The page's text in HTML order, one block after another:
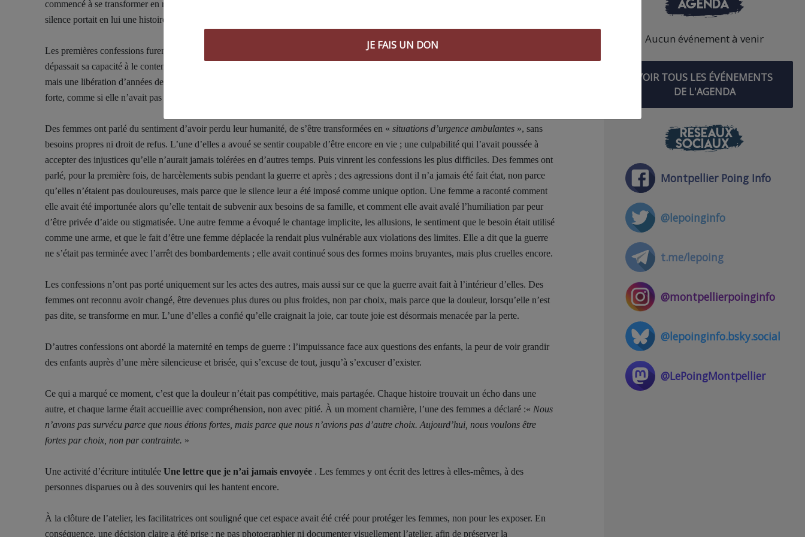
commencé à se transformer en récits. Lorsque l’espace de la confession s’est ouvert, les mots ne sont pas venus immédiatement. Chaque
silence portait en lui une histoire inachevée et la crainte que la parole soit trop lourde à porter.
Les premières confessions furent hésitantes, fragmentées. Une femme a dit qu’elle était « fatiguée », puis s’est arrêtée, comme si le mot
dépassait sa capacité à le contenir. Avec un encouragement doux, les mots se sont effondrés dans un long sanglot ; non pas une faiblesse,
mais une libération d’années de retenue. Elle a expliqué qu’elle s’était sentie, pendant la guerre et après, constamment sommée d’être
forte, comme si elle n’avait pas le droit de s’effondrer.
Des femmes ont parlé du sentiment d’avoir perdu leur humanité, de s’être transformées en « situations d’urgence ambulantes », sans
besoins propres ni droit de refus. L’une d’elles a avoué se sentir coupable d’être encore en vie ; une culpabilité qui l’avait poussée à
accepter des injustices qu’elle n’aurait jamais tolérées en d’autres temps. Puis vinrent les confessions les plus difficiles. Des femmes ont
parlé, pour la première fois, de harcèlements subis pendant la guerre et après ; des agressions dont il n’a jamais été fait état, non parce
qu’elles n’étaient pas douloureuses, mais parce que le silence leur a été imposé comme unique option. Une femme a raconté comment
elle avait été importunée alors qu’elle tentait de subvenir aux besoins de sa famille, et comment elle avait avalé l’humiliation par peur
d’être privée d’aide ou stigmatisée. Une autre femme a évoqué le chantage implicite, les allusions, le sentiment que le besoin était utilisé
comme une arme, et que le fait d’être une femme déplacée la rendait plus vulnérable aux violations des limites. Elle a dit que la guerre
ne s’était pas terminée avec l’arrêt des bombardements ; elle avait continué sous des formes moins bruyantes, mais plus cruelles encore.
Les confessions n’ont pas porté uniquement sur les actes des autres, mais aussi sur ce que la guerre avait fait à l’intérieur d’elles. Des
femmes ont reconnu avoir changé, être devenues plus dures ou plus froides, non par choix, mais parce que la douleur, lorsqu’elle n’est
pas dite, se transforme en mur. L’une d’elles a confié qu’elle craignait la joie, car toute joie est désormais menacée par la perte.
D’autres confessions ont abordé la maternité en temps de guerre : l’impuissance face aux questions des enfants, la peur de voir grandir
des enfants auprès d’une mère silencieuse et brisée, qui s’excuse de tout, jusqu’à s’excuser d’exister.
Ce qui a marqué ce moment, c’est que la douleur n’était pas compétitive, mais partagée. Chaque histoire trouvait un écho dans une
autre, et chaque larme était accueillie avec compréhension, non avec pitié. À un moment charnière, l’une des femmes a déclaré :« Nous
n’avons pas survécu parce que nous étions fortes, mais parce que nous n’avions pas d’autre choix. Aujourd’hui, nous voulons être
fortes par choix, non par contrainte. »
Une activité d’écriture intitulée Une lettre que je n’ai jamais envoyée . Les femmes y ont écrit des lettres à elles-mêmes, à des
personnes disparues ou à des souvenirs qui les hantent encore.
À la clôture de l’atelier, les facilitatrices ont souligné que cet espace avait été créé pour protéger les femmes, non pour les exposer. En
conséquence, une décision claire a été prise : ne pas photographier ni documenter visuellement l’atelier, afin de préserver la
Aucun événement à venir
VOIR TOUS LES ÉVÉNEMENTS
DE L'AGENDA
RÉSEAUX
SOCIAUX
Montpellier Poing Info
@lepoinginfo
t.me/lepoing
@montpellierpoinginfo
@lepoinginfo.bsky.social
@LePoingMontpellier
JE FAIS UN DON